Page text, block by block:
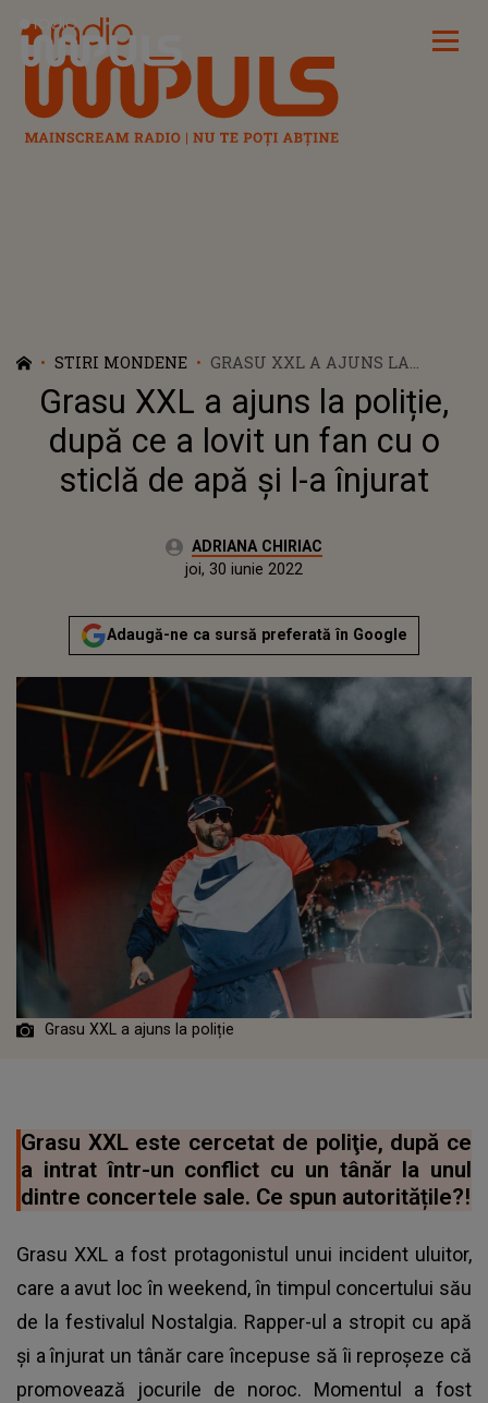
Radio Impuls
STIRI MONDENE
GRASU XXL A AJUNS LA
POLIȚIE, DUPĂ CE A LOVIT UN
FAN CU O STICLĂ DE APĂ ȘI L-A
ÎNJURAT
Grasu XXL a ajuns la poliție,
după ce a lovit un fan cu o
sticlă de apă și l-a înjurat
Autor:ADRIANA CHIRIAC
Actualizat:
joi, 30 iunie 2022
Adaugă-ne ca sursă preferată în Google
Grasu XXL a ajuns la poliție
Grasu XXL este cercetat de poliţie, după ce
a intrat într-un conflict cu un tânăr la unul
dintre concertele sale. Ce spun autoritățile?!
Grasu XXL a fost protagonistul unui incident uluitor,
care a avut loc în weekend, în timpul concertului său
de la festivalul Nostalgia. Rapper-ul a stropit cu apă
și a înjurat un tânăr care începuse să îi reproșeze că
promovează jocurile de noroc. Momentul a fost